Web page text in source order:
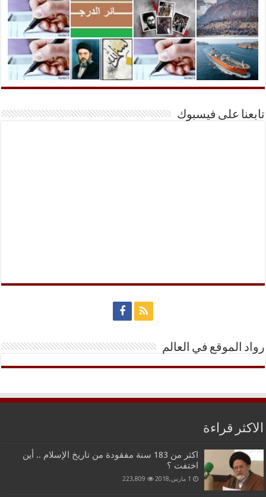
تابعنا على فيسبوك
رواد الموقع في العالم
الاكثر قراءة
اكثر من 183 سنة مفقودة من تاريخ الإسلام .. أين
اختفت ؟
1 مارس,2018 223,809